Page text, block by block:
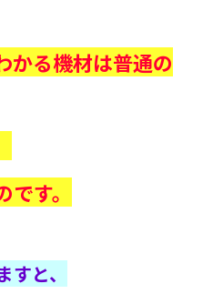
かる機材は普通の
す。
と、